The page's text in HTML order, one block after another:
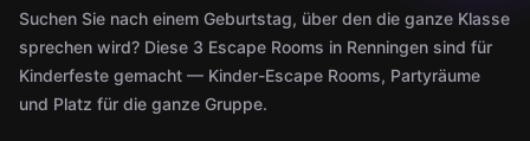
Suchen Sie nach einem Geburtstag, über den die ganze Klasse
sprechen wird? Diese 3 Escape Rooms in Renningen sind für
Kinderfeste gemacht — Kinder-Escape Rooms, Partyräume
und Platz für die ganze Gruppe.